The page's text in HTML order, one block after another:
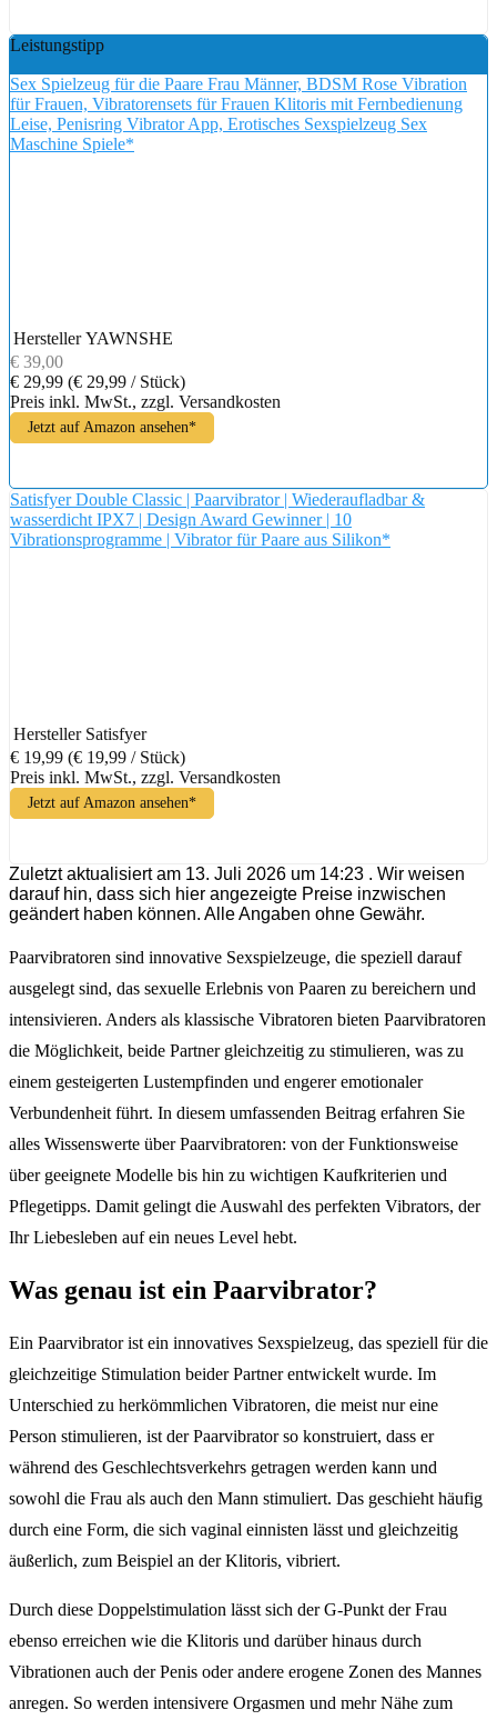
Leistungstipp
Sex Spielzeug für die Paare Frau Männer, BDSM Rose Vibration
für Frauen, Vibratorensets für Frauen Klitoris mit Fernbedienung
Leise, Penisring Vibrator App, Erotisches Sexspielzeug Sex
Maschine Spiele*
Hersteller YAWNSHE
€ 39,00
€ 29,99 (€ 29,99 / Stück)
Preis inkl. MwSt., zzgl. Versandkosten
Jetzt auf Amazon ansehen*
Satisfyer Double Classic | Paarvibrator | Wiederaufladbar &
wasserdicht IPX7 | Design Award Gewinner | 10
Vibrationsprogramme | Vibrator für Paare aus Silikon*
Hersteller Satisfyer
€ 19,99 (€ 19,99 / Stück)
Preis inkl. MwSt., zzgl. Versandkosten
Jetzt auf Amazon ansehen*
Zuletzt aktualisiert am 13. Juli 2026 um 14:23 . Wir weisen
darauf hin, dass sich hier angezeigte Preise inzwischen
geändert haben können. Alle Angaben ohne Gewähr.
Paarvibratoren sind innovative Sexspielzeuge, die speziell darauf
ausgelegt sind, das sexuelle Erlebnis von Paaren zu bereichern und
intensivieren. Anders als klassische Vibratoren bieten Paarvibratoren
die Möglichkeit, beide Partner gleichzeitig zu stimulieren, was zu
einem gesteigerten Lustempfinden und engerer emotionaler
Verbundenheit führt. In diesem umfassenden Beitrag erfahren Sie
alles Wissenswerte über Paarvibratoren: von der Funktionsweise
über geeignete Modelle bis hin zu wichtigen Kaufkriterien und
Pflegetipps. Damit gelingt die Auswahl des perfekten Vibrators, der
Ihr Liebesleben auf ein neues Level hebt.
Was genau ist ein Paarvibrator?
Ein Paarvibrator ist ein innovatives Sexspielzeug, das speziell für die
gleichzeitige Stimulation beider Partner entwickelt wurde. Im
Unterschied zu herkömmlichen Vibratoren, die meist nur eine
Person stimulieren, ist der Paarvibrator so konstruiert, dass er
während des Geschlechtsverkehrs getragen werden kann und
sowohl die Frau als auch den Mann stimuliert. Das geschieht häufig
durch eine Form, die sich vaginal einnisten lässt und gleichzeitig
äußerlich, zum Beispiel an der Klitoris, vibriert.
Durch diese Doppelstimulation lässt sich der G-Punkt der Frau
ebenso erreichen wie die Klitoris und darüber hinaus durch
Vibrationen auch der Penis oder andere erogene Zonen des Mannes
anregen. So werden intensivere Orgasmen und mehr Nähe zum